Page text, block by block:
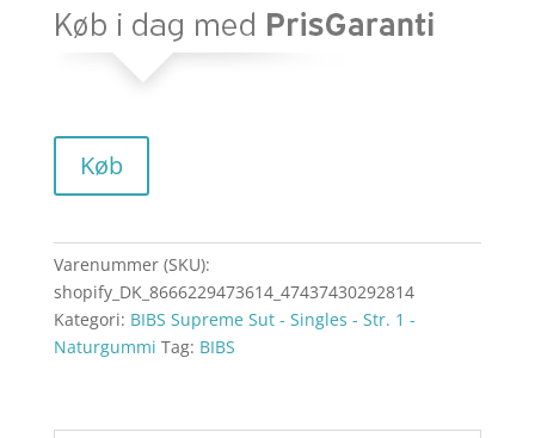
Køb
Varenummer (SKU):
shopify_DK_8666229473614_47437430292814
Kategori: BIBS Supreme Sut - Singles - Str. 1 -
Naturgummi Tag: BIBS